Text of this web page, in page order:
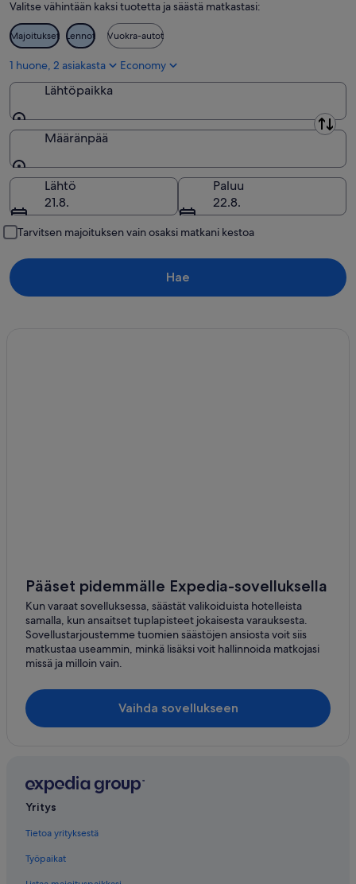
Valitse vähintään kaksi tuotetta ja säästä matkastasi:
Majoitukset Lennot Vuokra-autot
1 huone, 2 asiakasta Economy
Lähtöpaikka
Lähtöpaikka
Määränpää
Määränpää
Lähtö
21.8.
Paluu
22.8.
Tarvitsen majoituksen vain osaksi matkani kestoa
Hae
Pääset pidemmälle Expedia-sovelluksella
Kun varaat sovelluksessa, säästät valikoiduista hotelleista
samalla, kun ansaitset tuplapisteet jokaisesta varauksesta.
Sovellustarjoustemme tuomien säästöjen ansiosta voit siis
matkustaa useammin, minkä lisäksi voit hallinnoida matkojasi
missä ja milloin vain.
Vaihda sovellukseen
Yritys
Tietoa yrityksestä
Työpaikat